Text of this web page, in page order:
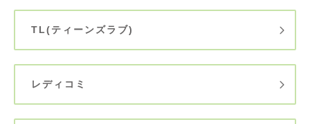
TL(ティーンズラブ)
レディコミ